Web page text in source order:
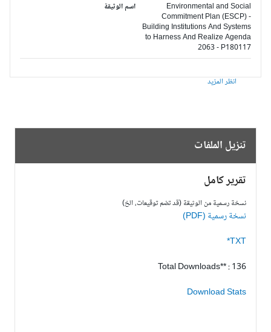
اسم الوثيقة
Environmental and Social
Commitment Plan (ESCP) -
Building Institutions And Systems
to Harness And Realize Agenda
2063 - P180117
انظر المزيد
تنزيل الملفات
تقرير كامل
نسخة رسمية من الوثيقة (قد تضم توقيعات، الخ)
نسخة رسمية (PDF)
TXT*
Total Downloads** : 136
Download Stats